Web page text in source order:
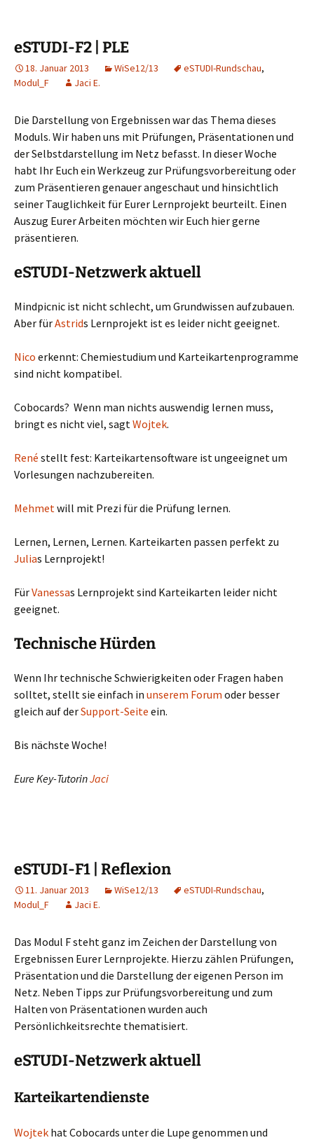
eSTUDI-F2 | PLE
18. Januar 2013 WiSe12/13 eSTUDI-Rundschau,
Modul_F
Jaci E.
Die Darstellung von Ergebnissen war das Thema dieses
Moduls. Wir haben uns mit Prüfungen, Präsentationen und
der Selbstdarstellung im Netz befasst. In dieser Woche
habt Ihr Euch ein Werkzeug zur Prüfungsvorbereitung oder
zum Präsentieren genauer angeschaut und hinsichtlich
seiner Tauglichkeit für Eurer Lernprojekt beurteilt. Einen
Auszug Eurer Arbeiten möchten wir Euch hier gerne
präsentieren.
eSTUDI-Netzwerk aktuell
Mindpicnic ist nicht schlecht, um Grundwissen aufzubauen.
Aber fürAstrids Lernprojekt ist es leider nicht geeignet.
Nico erkennt: Chemiestudium und Karteikartenprogramme
sind nicht kompatibel.
Cobocards? Wenn man nichts auswendig lernen muss,
bringt es nicht viel, sagtWojtek.
René stellt fest: Karteikartensoftware ist ungeeignet um
Vorlesungen nachzubereiten.
Mehmetwill mit Prezi für die Prüfung lernen.
Lernen, Lernen, Lernen. Karteikarten passen perfekt zu
Julias Lernprojekt!
FürVanessas Lernprojekt sind Karteikarten leider nicht
geeignet.
Technische Hürden
Wenn Ihr technische Schwierigkeiten oder Fragen haben
solltet, stellt sie einfach in unserem Forum oder besser
gleich auf derSupport-Seite ein.
Bis nächste Woche!
Eure Key-TutorinJaci
eSTUDI-F1 | Reflexion
11. Januar 2013 WiSe12/13 eSTUDI-Rundschau,
Modul_F
Jaci E.
Das Modul F steht ganz im Zeichen der Darstellung von
Ergebnissen Eurer Lernprojekte. Hierzu zählen Prüfungen,
Präsentation und die Darstellung der eigenen Person im
Netz. Neben Tipps zur Prüfungsvorbereitung und zum
Halten von Präsentationen wurden auch
Persönlichkeitsrechte thematisiert.
eSTUDI-Netzwerk aktuell
Karteikartendienste
Wojtek hat Cobocards unter die Lupe genommen und